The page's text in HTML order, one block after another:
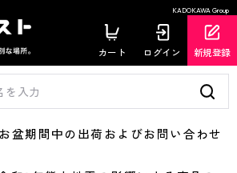
KADOKAWA Group
カート ログイン 新規登録
期間中の出荷およびお問い合わせ